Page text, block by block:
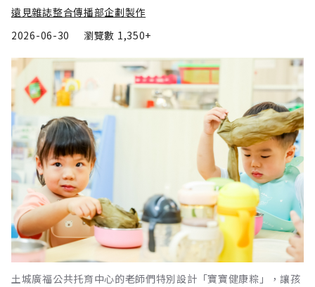
遠見雜誌整合傳播部企劃製作
2026-06-30
瀏覽數 1,350+
土城廣福公共托育中心的老師們特別設計「寶寶健康粽」，讓孩